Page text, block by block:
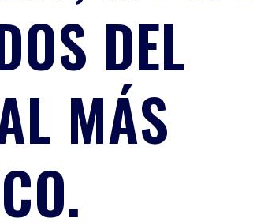
DEL
MÁS